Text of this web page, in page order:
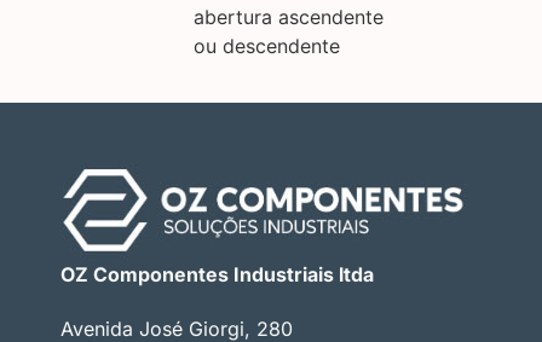
abertura ascendente
ou descendente
OZ Componentes Industriais ltda
Avenida José Giorgi, 280